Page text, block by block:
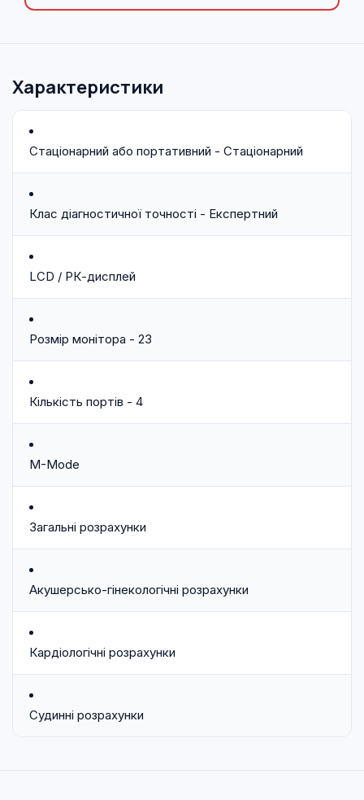
Характеристики
Стаціонарний або портативний - Стаціонарний
Клас діагностичної точності - Експертний
LCD / РК-дисплей
Розмір монітора - 23
Кількість портів - 4
M-Mode
Загальні розрахунки
Акушерсько-гінекологічні розрахунки
Кардіологічні розрахунки
Судинні розрахунки